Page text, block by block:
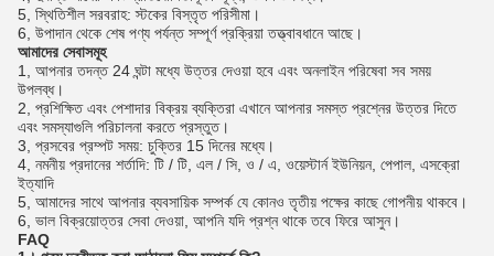
5, স্থিতিশীল সরবরাহ: স্টকের বিস্তৃত পরিসীমা।
6, উপাদান থেকে শেষ পণ্য পর্যন্ত সম্পূর্ণ প্রক্রিয়া তত্ত্বাবধানে আছে।
আমাদের সেবাসমূহ
1, আপনার তদন্ত 24 ঘন্টা মধ্যে উত্তর দেওয়া হবে এবং অনলাইন পরিষেবা সব সময়
উপলব্ধ।
2, প্রশিক্ষিত এবং পেশাদার বিক্রয় ব্যক্তিরা এখানে আপনার সমস্ত প্রশ্নের উত্তর দিতে
এবং সমস্যাগুলি পরিচালনা করতে প্রস্তুত।
3, প্রসবের প্রম্পট সময়: চুক্তির 15 দিনের মধ্যে।
4, নমনীয় প্রদানের শর্তাদি: টি / টি, এল / সি, ও / এ, ওয়েস্টার্ন ইউনিয়ন, পেপাল, এসক্রো
ইত্যাদি
5, আমাদের সাথে আপনার ব্যবসায়িক সম্পর্ক যে কোনও তৃতীয় পক্ষের কাছে গোপনীয় থাকবে।
6, ভাল বিক্রয়োত্তর সেবা দেওয়া, আপনি যদি প্রশ্ন থাকে তবে ফিরে আসুন।
FAQ